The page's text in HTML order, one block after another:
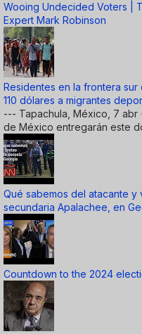
Wooing Undecided Voters |
Expert Mark Robinson
Residentes en la frontera
110 dólares a migrantes
--- Tapachula, México, 7 abr
de México entregarán este
Qué sabemos del atacante y
secundaria Apalachee, en
Countdown to the 2024